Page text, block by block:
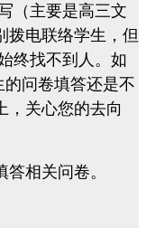
（主要是高三文
拨电联络学生，但
终找不到人。如
的问卷填答还是不
，关心您的去向
答相关问卷。